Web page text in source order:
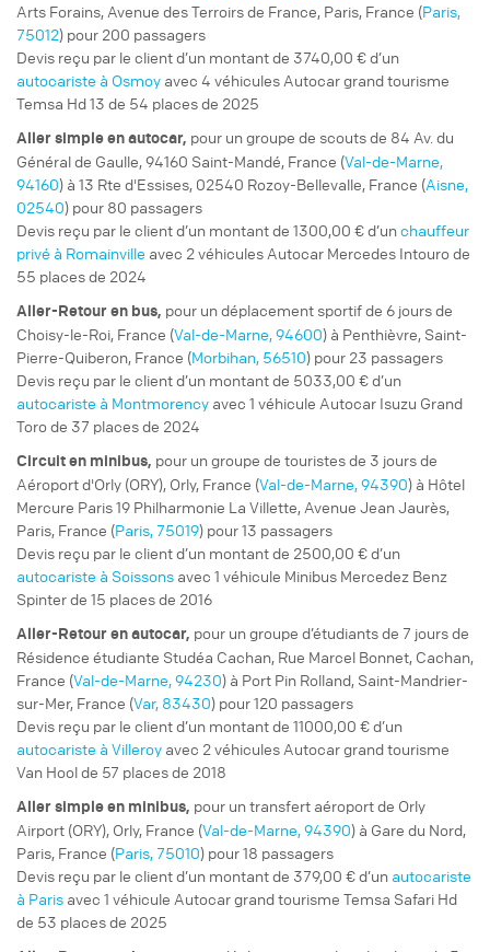
Arts Forains, Avenue des Terroirs de France, Paris, France (Paris,
75012) pour 200 passagers
Devis reçu par le client d’un montant de 3740,00 € d’un
autocariste à Osmoy avec 4 véhicules Autocar grand tourisme
Temsa Hd 13 de 54 places de 2025
Aller simpleen autocar, pour ungroupe de scoutsde 84 Av. du
Général de Gaulle, 94160 Saint-Mandé, France (Val-de-Marne,
94160) à 13 Rte d'Essises, 02540 Rozoy-Bellevalle, France (Aisne,
02540) pour 80 passagers
Devis reçu par le client d’un montant de 1300,00 € d’unchauffeur
privé à Romainville avec 2 véhicules Autocar Mercedes Intouro de
55 places de 2024
Aller-Retouren bus, pour undéplacement sportifde 6 jours de
Choisy-le-Roi, France (Val-de-Marne, 94600) à Penthièvre, Saint-
Pierre-Quiberon, France (Morbihan, 56510) pour 23 passagers
Devis reçu par le client d’un montant de 5033,00 € d’un
autocariste à Montmorency avec 1 véhicule Autocar Isuzu Grand
Toro de 37 places de 2024
Circuiten minibus, pour ungroupe de touristesde 3 jours de
Aéroport d'Orly (ORY), Orly, France (Val-de-Marne, 94390) à Hôtel
Mercure Paris 19 Philharmonie La Villette, Avenue Jean Jaurès,
Paris, France (Paris, 75019) pour 13 passagers
Devis reçu par le client d’un montant de 2500,00 € d’un
autocariste à Soissons avec 1 véhicule Minibus Mercedez Benz
Spinter de 15 places de 2016
Aller-Retouren autocar, pour ungroupe d’étudiantsde 7 jours de
Résidence étudiante Studéa Cachan, Rue Marcel Bonnet, Cachan,
France (Val-de-Marne, 94230) à Port Pin Rolland, Saint-Mandrier-
sur-Mer, France (Var, 83430) pour 120 passagers
Devis reçu par le client d’un montant de 11000,00 € d’un
autocariste à Villeroy avec 2 véhicules Autocar grand tourisme
Van Hool de 57 places de 2018
Aller simpleen minibus, pour untransfert aéroportde Orly
Airport (ORY), Orly, France (Val-de-Marne, 94390) à Gare du Nord,
Paris, France (Paris, 75010) pour 18 passagers
Devis reçu par le client d’un montant de 379,00 € d’un autocariste
à Paris avec 1 véhicule Autocar grand tourisme Temsa Safari Hd
de 53 places de 2025